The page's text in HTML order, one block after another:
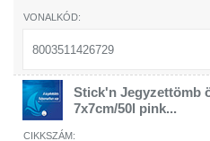
8003511426729
Stick'n Jegyzettömb
7x7cm/50l pink...